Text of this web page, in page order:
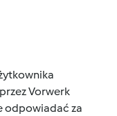
Vorwerk
odpowiadać za